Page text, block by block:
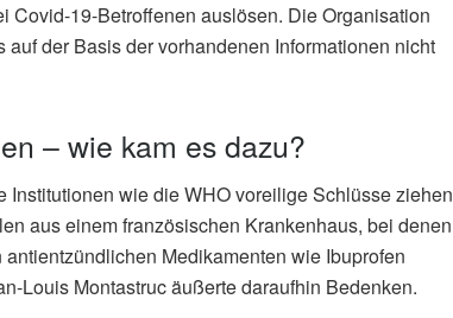
19-Betroffenen auslösen. Die Organisation
der Basis der vorhandenen Informationen nicht
– wie kam es dazu?
wie die WHO voreilige Schlüsse ziehen
aus einem französischen Krankenhaus, bei denen
Medikamenten wie Ibuprofen
Louis Montastruc äußerte daraufhin Bedenken.